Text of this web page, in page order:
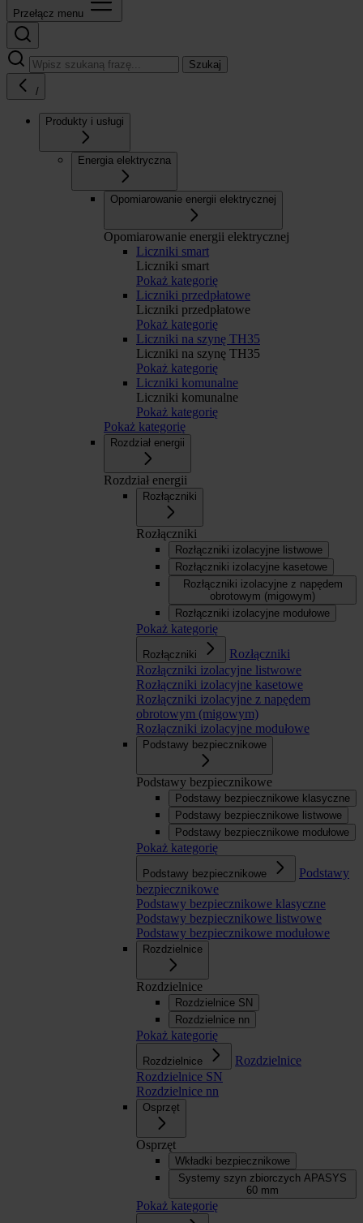
Przełącz menu
Szukaj
/
Produkty i usługi
Energia elektryczna
Opomiarowanie energii elektrycznej
Opomiarowanie energii elektrycznej
Liczniki smart
Liczniki smart
Pokaż kategorię
Liczniki przedpłatowe
Liczniki przedpłatowe
Pokaż kategorię
Liczniki na szynę TH35
Liczniki na szynę TH35
Pokaż kategorię
Liczniki komunalne
Liczniki komunalne
Pokaż kategorię
Pokaż kategorię
Rozdział energii
Rozdział energii
Rozłączniki
Rozłączniki
Rozłączniki izolacyjne listwowe
Rozłączniki izolacyjne kasetowe
Rozłączniki izolacyjne z napędem
obrotowym (migowym)
Rozłączniki izolacyjne modułowe
Pokaż kategorię
Rozłączniki
Rozłączniki
Rozłączniki izolacyjne listwowe
Rozłączniki izolacyjne kasetowe
Rozłączniki izolacyjne z napędem
obrotowym (migowym)
Rozłączniki izolacyjne modułowe
Podstawy bezpiecznikowe
Podstawy bezpiecznikowe
Podstawy bezpiecznikowe klasyczne
Podstawy bezpiecznikowe listwowe
Podstawy bezpiecznikowe modułowe
Pokaż kategorię
Podstawy bezpiecznikowe
Podstawy
bezpiecznikowe
Podstawy bezpiecznikowe klasyczne
Podstawy bezpiecznikowe listwowe
Podstawy bezpiecznikowe modułowe
Rozdzielnice
Rozdzielnice
Rozdzielnice SN
Rozdzielnice nn
Pokaż kategorię
Rozdzielnice
Rozdzielnice
Rozdzielnice SN
Rozdzielnice nn
Osprzęt
Osprzęt
Wkładki bezpiecznikowe
Systemy szyn zbiorczych APASYS
60 mm
Pokaż kategorię